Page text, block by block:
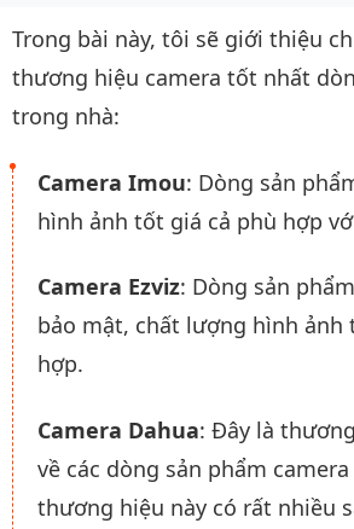
Trong bài này, tôi sẽ giới thiệu
thương hiệu camera tốt nhất
trong nhà:
Camera Imou: Dòng sản
hình ảnh tốt giá cả phù hợp
Camera Ezviz: Dòng sản
bảo mật, chất lượng hình ảnh
hợp.
Camera Dahua: Đây là
về các dòng sản phẩm
thương hiệu này có rất nhiều